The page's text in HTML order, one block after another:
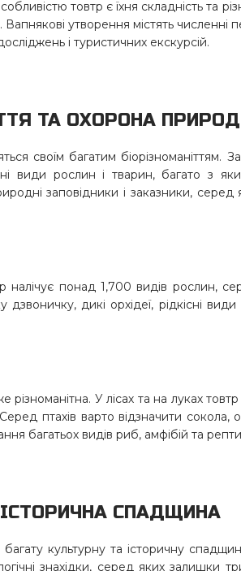
товтр є їхня складність та
Вапнякові утворення містять
і туристичних екскурсій.
ТА ОХОРОНА
своїм багатим
види рослин і тварин, багато з
заповідники і заказники,
налічує понад 1,700 видів рослин,
дзвоничку, дикі орхідеї, рідкісні
різноманітна. У лісах та на луках
птахів варто відзначити сокола,
багатьох видів риб, амфібій та
СПАДЩИНА
багату культурну та історичну
знахідки, серед яких залишки